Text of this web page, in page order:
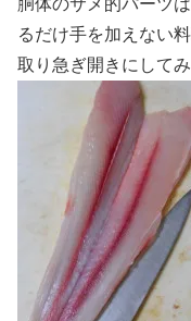
るだけ手を加えない
取り急ぎ開きにしてみ